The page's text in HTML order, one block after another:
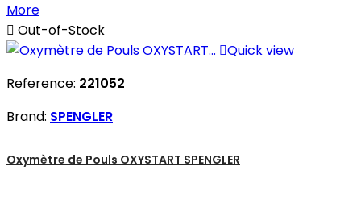
More
 Out-of-Stock
Quick view
Reference: 221052
Brand: SPENGLER
Oxymètre de Pouls OXYSTART SPENGLER